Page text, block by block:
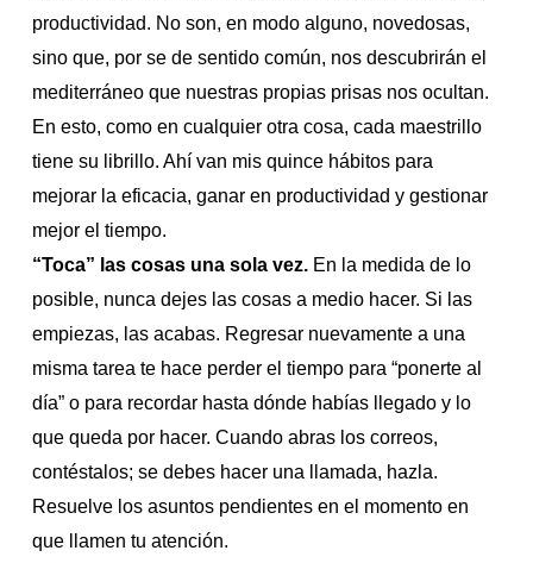
productividad. No son, en modo alguno, novedosas,
sino que, por se de sentido común, nos descubrirán el
mediterráneo que nuestras propias prisas nos ocultan.
En esto, como en cualquier otra cosa, cada maestrillo
tiene su librillo. Ahí van mis quince hábitos para
mejorar la eficacia, ganar en productividad y gestionar
mejor el tiempo.
“Toca” las cosas una sola vez. En la medida de lo
posible, nunca dejes las cosas a medio hacer. Si las
empiezas, las acabas. Regresar nuevamente a una
misma tarea te hace perder el tiempo para “ponerte al
día” o para recordar hasta dónde habías llegado y lo
que queda por hacer. Cuando abras los correos,
contéstalos; se debes hacer una llamada, hazla.
Resuelve los asuntos pendientes en el momento en
que llamen tu atención.